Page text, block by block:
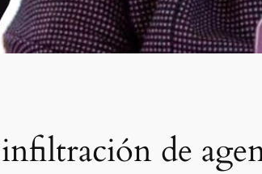
de